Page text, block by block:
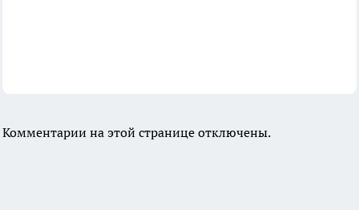
Комментарии на этой странице отключены.